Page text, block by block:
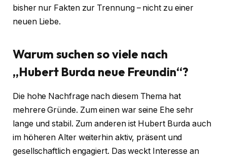
bisher nur Fakten zur Trennung – nicht zu einer
neuen Liebe.
Warum suchen so viele nach
„Hubert Burda neue Freundin“?
Die hohe Nachfrage nach diesem Thema hat
mehrere Gründe. Zum einen war seine Ehe sehr
lange und stabil. Zum anderen ist Hubert Burda auch
im höheren Alter weiterhin aktiv, präsent und
gesellschaftlich engagiert. Das weckt Interesse an